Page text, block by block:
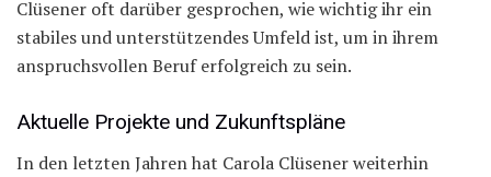
Clüsener oft darüber gesprochen, wie wichtig ihr ein
stabiles und unterstützendes Umfeld ist, um in ihrem
anspruchsvollen Beruf erfolgreich zu sein.
Aktuelle Projekte und Zukunftspläne
In den letzten Jahren hat Carola Clüsener weiterhin